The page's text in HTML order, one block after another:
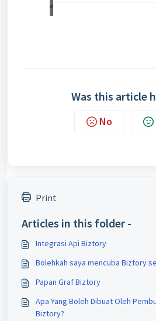
Was this article
No
Print
Articles in this folder -
Integrasi Api Biztory
Bolehkah saya mencuba Biztory
Papan Graf Biztory
Apa Yang Boleh Dibuat Oleh
Biztory?